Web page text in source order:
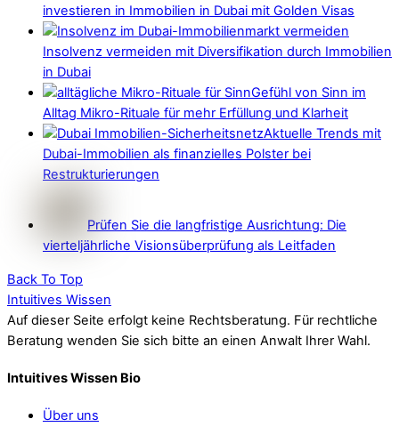
investieren in Immobilien in Dubai mit Golden Visas
Insolvenz vermeiden mit Diversifikation durch Immobilien
in Dubai
Gefühl von Sinn im
Alltag Mikro-Rituale für mehr Erfüllung und Klarheit
Aktuelle Trends mit
Dubai-Immobilien als finanzielles Polster bei
Restrukturierungen
Prüfen Sie die langfristige Ausrichtung: Die
vierteljährliche Visionsüberprüfung als Leitfaden
Back To Top
Intuitives Wissen
Auf dieser Seite erfolgt keine Rechtsberatung. Für rechtliche
Beratung wenden Sie sich bitte an einen Anwalt Ihrer Wahl.
Intuitives Wissen Bio
Über uns